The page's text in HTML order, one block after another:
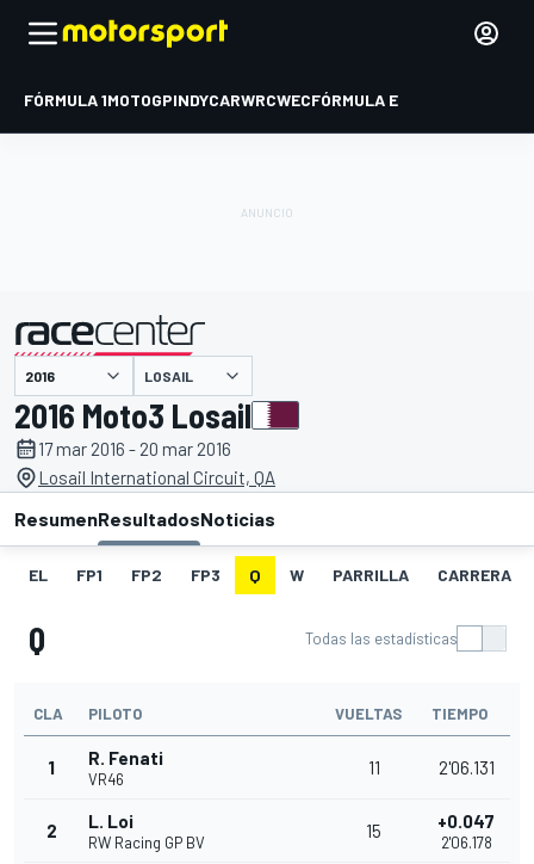
FÓRMULA 1MOTOGPINDYCARWRCWECFÓRMULA E
presentado por LOSAIL
2016 Moto3 Losail
17 mar 2016 - 20 mar 2016
Losail International Circuit, QA
ResumenResultadosNoticias
EL FP1 FP2 FP3 Q W PARRILLA CARRERA
Q Todas las estadísticas
CLA PILOTO VUELTAS TIEMPO
1 R. Fenati
VR46
11 2'06.131
2 L. Loi
RW Racing GP BV
15 +0.047
2'06.178